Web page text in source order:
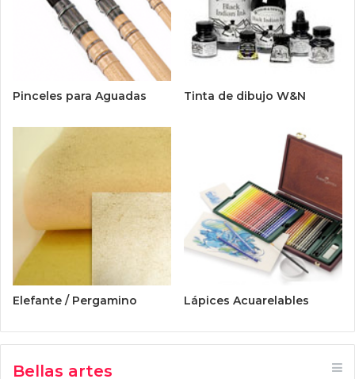
Pinceles para Aguadas Tinta de dibujo W&N
Elefante / Pergamino Lápices Acuarelables
Bellas artes